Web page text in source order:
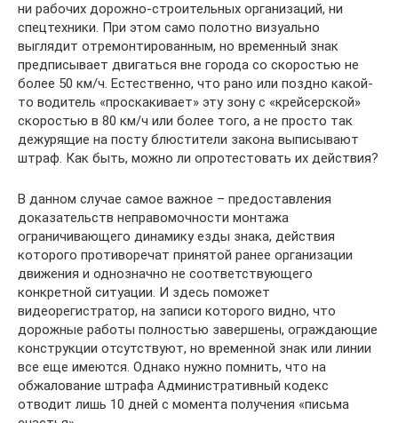
ни рабочих дорожно-строительных организаций, ни
спецтехники. При этом само полотно визуально
выглядит отремонтированным, но временный знак
предписывает двигаться вне города со скоростью не
более 50 км/ч. Естественно, что рано или поздно какой-
то водитель «проскакивает» эту зону с «крейсерской»
скоростью в 80 км/ч или более того, а не просто так
дежурящие на посту блюстители закона выписывают
штраф. Как быть, можно ли опротестовать их действия?
В данном случае самое важное – предоставления
доказательств неправомочности монтажа
ограничивающего динамику езды знака, действия
которого противоречат принятой ранее организации
движения и однозначно не соответствующего
конкретной ситуации. И здесь поможет
видеорегистратор, на записи которого видно, что
дорожные работы полностью завершены, ограждающие
конструкции отсутствуют, но временной знак или линии
все еще имеются. Однако нужно помнить, что на
обжалование штрафа Административный кодекс
отводит лишь 10 дней с момента получения «письма